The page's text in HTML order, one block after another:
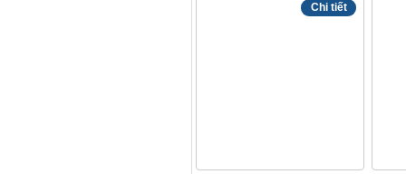
Chi tiết